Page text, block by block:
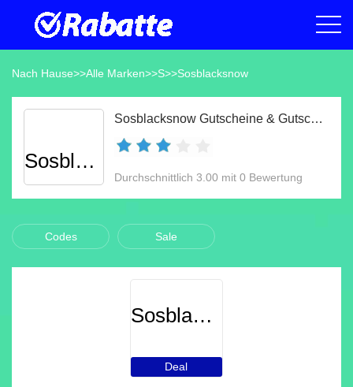
Nach Hause>>Alle Marken>>S>>Sosblacksnow
Sosblacksnow
Sosblacksnow Gutscheine & Gutscheincodes Aug 2026
Durchschnittlich 3.00 mit 0 Bewertung
Codes Sale
Sosblacksnow
Deal